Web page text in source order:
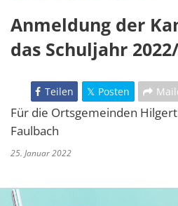
Anmeldung der
das Schuljahr
Teilen Posten
Für die Ortsgemeinden
Faulbach
25. Januar 2022